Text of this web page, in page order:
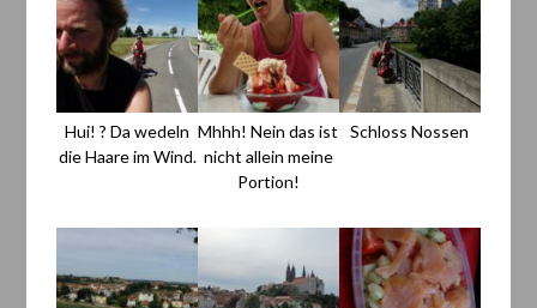
Hui! ? Da wedeln
die Haare im Wind.
Mhhh! Nein das ist
nicht allein meine
Portion!
Schloss Nossen